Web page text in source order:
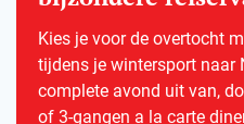
Kies je voor de overtocht
tijdens je wintersport naar
complete avond uit van,
of 3-gangen a la carte